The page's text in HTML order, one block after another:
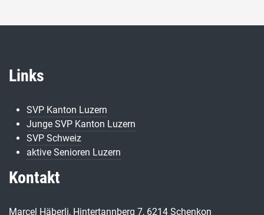
Links
SVP Kanton Luzern
Junge SVP Kanton Luzern
SVP Schweiz
aktive Senioren Luzern
Kontakt
Marcel Häberli, Hintertannberg 7, 6214 Schenkon